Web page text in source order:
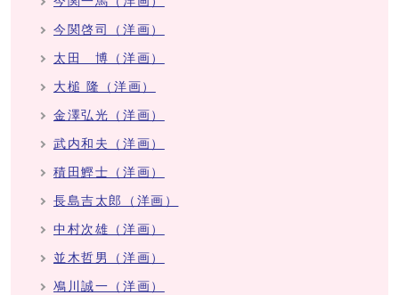
今関啓司（洋画）
太田 博（洋画）
大槌 隆（洋画）
金澤弘光（洋画）
武内和夫（洋画）
積田鰹士（洋画）
長島吉太郎（洋画）
中村次雄（洋画）
並木哲男（洋画）
鳰川誠一（洋画）